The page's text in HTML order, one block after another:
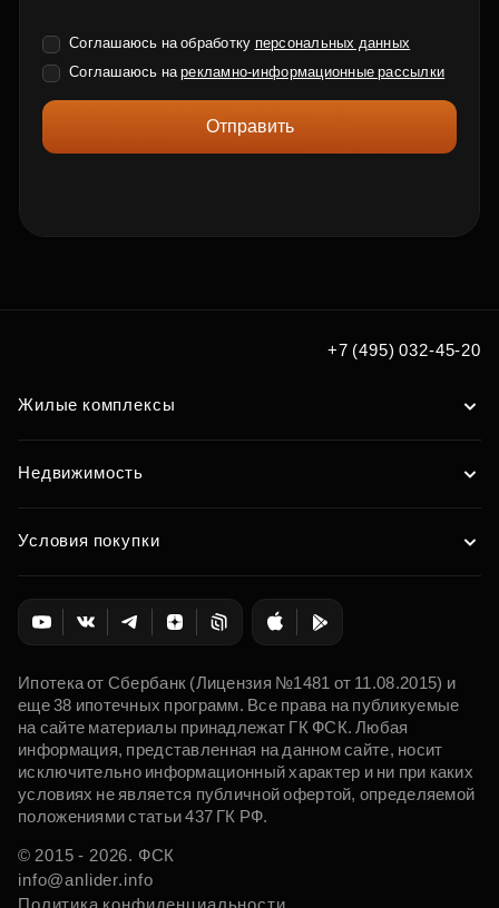
Соглашаюсь на обработку персональных данных
Соглашаюсь нарекламно-информационные рассылки
Отправить
+7 (495) 032-45-20
Жилые комплексы
Недвижимость
Условия покупки
Ипотека от Сбербанк (Лицензия №1481 от 11.08.2015) и
еще 38 ипотечных программ. Все права на публикуемые
на сайте материалы принадлежат ГК ФСК. Любая
информация, представленная на данном сайте, носит
исключительно информационный характер и ни при каких
условиях не является публичной офертой, определяемой
положениями статьи 437 ГК РФ.
© 2015 - 2026. ФСК
info@anlider.info
Политика конфиденциальности